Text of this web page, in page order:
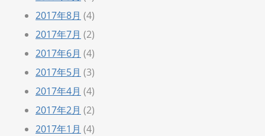
2017年8月 (4)
2017年7月 (2)
2017年6月 (4)
2017年5月 (3)
2017年4月 (4)
2017年2月 (2)
2017年1月 (4)